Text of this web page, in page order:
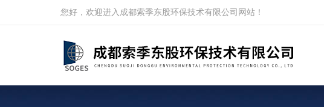
您好，欢迎进入成都索季东股环保技术有限公司网站！